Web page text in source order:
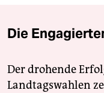
Die
Der drohende
Landtagswahlen